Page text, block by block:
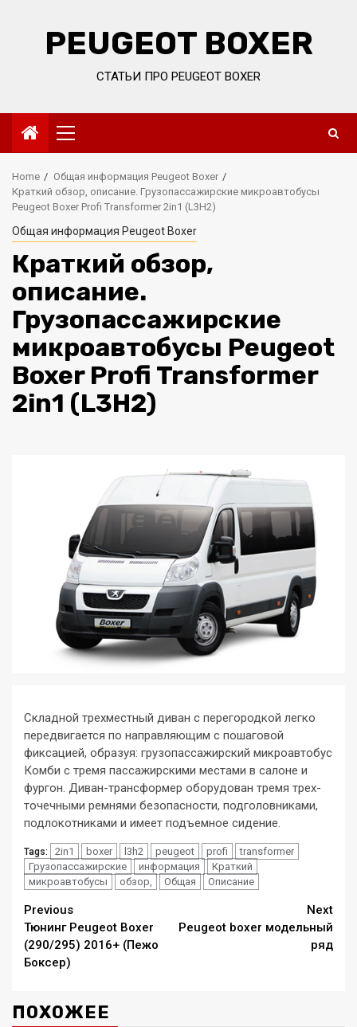
PEUGEOT BOXER
СТАТЬИ ПРО PEUGEOT BOXER
Primary
Menu
Home
Общая информация Peugeot Boxer
Краткий обзор, описание. Грузопассажирские микроавтобусы
Peugeot Boxer Profi Transformer 2in1 (L3H2)
Общая информация Peugeot Boxer
Краткий обзор,
описание.
Грузопассажирские
микроавтобусы Peugeot
Boxer Profi Transformer
2in1 (L3H2)
Складной трехместный диван с перегородкой легко
передвигается по направляющим с пошаговой
фиксацией, образуя: грузопассажирский микроавтобус
Комби с тремя пассажирскими местами в салоне и
фургон. Диван-трансформер оборудован тремя трех-
точечными ремнями безопасности, подголовниками,
подлокотниками и имеет подъемное сидение.
Tags: 2in1 boxer l3h2 peugeot profi
transformer
Грузопассажирские
информация
Краткий
микроавтобусы
обзор, Общая Описание
Continue
Reading
Previous
Тюнинг Peugeot Boxer
(290/295) 2016+ (Пежо
Боксер)
Next
Peugeot boxer модельный
ряд
ПОХОЖЕЕ